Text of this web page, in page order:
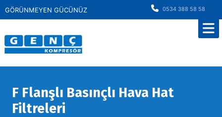
GÖRÜNMEYEN GÜCÜNÜZ 0534 388 58 58
F Flanşlı Basınçlı Hava Hat
Filtreleri